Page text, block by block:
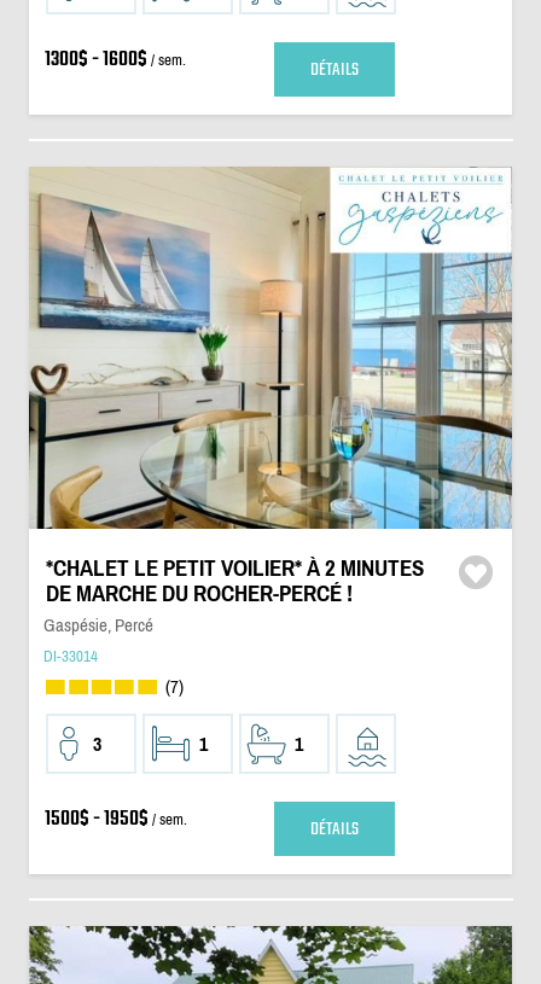
1300$ - 1600$ / sem. DÉTAILS
*CHALET LE PETIT VOILIER* À 2 MINUTES
DE MARCHE DU ROCHER-PERCÉ !
Gaspésie, Percé
DI-33014
(7)
3 1 1
1500$ - 1950$ / sem. DÉTAILS